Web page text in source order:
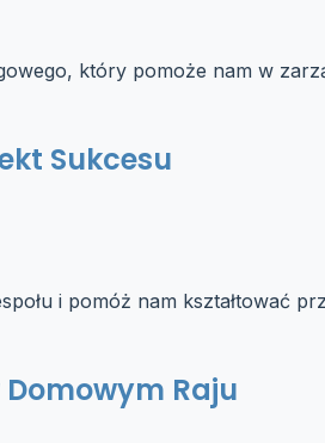
który pomoże nam w
Sukcesu
i pomóż nam kształtować
Raju